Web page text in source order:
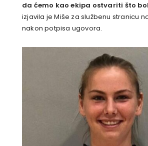
da ćemo kao ekipa ostvariti što
izjavila je Miše za službenu stranicu
nakon potpisa ugovora.